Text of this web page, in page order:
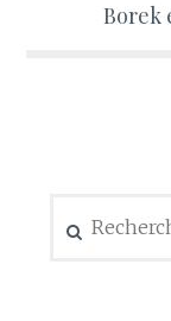
Borek